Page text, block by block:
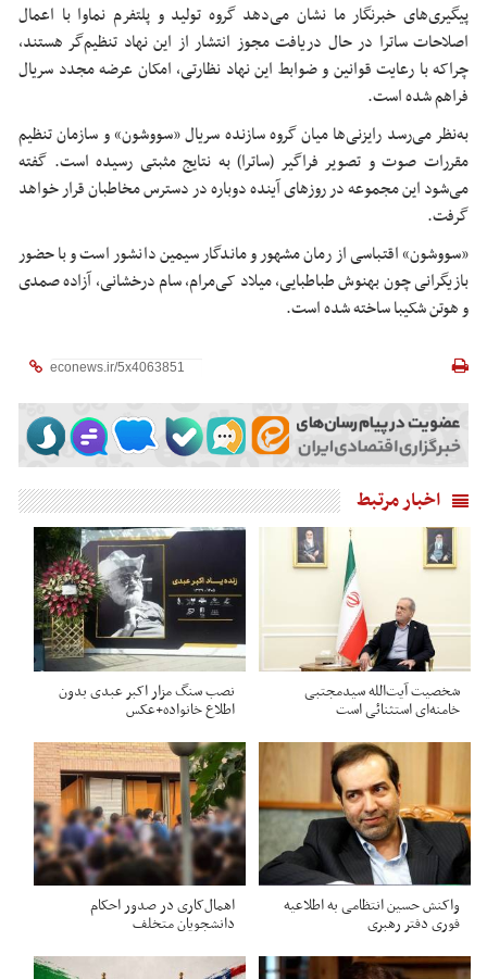
پیگیری‌های خبرنگار ما نشان می‌دهد گروه تولید و پلتفرم نماوا با اعمال
اصلاحات ساترا در حال دریافت مجوز انتشار از این نهاد تنظیم‌گر هستند،
چراکه با رعایت قوانین و ضوابط این نهاد نظارتی، امکان عرضه مجدد سریال
فراهم شده است.
به‌نظر می‌رسد رایزنی‌ها میان گروه سازنده سریال «سووشون» و سازمان تنظیم
مقررات صوت و تصویر فراگیر (ساترا) به نتایج مثبتی رسیده است. گفته
می‌شود این مجموعه در روزهای آینده دوباره در دسترس مخاطبان قرار خواهد
گرفت.
«سووشون» اقتباسی از رمان مشهور و ماندگار سیمین دانشور است و با حضور
بازیگرانی چون بهنوش طباطبایی، میلاد کی‌مرام، سام درخشانی، آزاده صمدی
و هوتن شکیبا ساخته شده است.
اخبار مرتبط
شخصیت آیت‌الله سیدمجتبی
خامنه‌ای استثنائی است
نصب سنگ مزار اکبر عبدی بدون
اطلاع خانواده+عکس
واکنش حسین انتظامی به اطلاعیه
فوری دفتر رهبری
اهمال‌کاری در صدور احکام‌
دانشجویان متخلف